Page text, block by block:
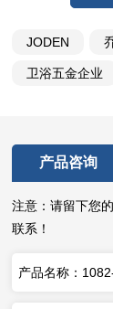
JODEN
卫浴五金企业
产品咨询
注意：请留下您
联系！